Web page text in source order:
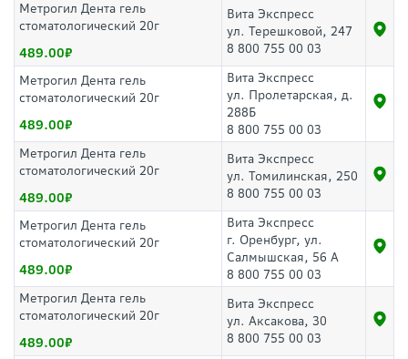
Метрогил Дента гель
стоматологический 20г
489.00
Вита Экспресс
ул. Терешковой, 247
8 800 755 00 03
Метрогил Дента гель
стоматологический 20г
489.00
Вита Экспресс
ул. Пролетарская, д.
288Б
8 800 755 00 03
Метрогил Дента гель
стоматологический 20г
489.00
Вита Экспресс
ул. Томилинская, 250
8 800 755 00 03
Метрогил Дента гель
стоматологический 20г
489.00
Вита Экспресс
г. Оренбург, ул.
Салмышская, 56 А
8 800 755 00 03
Метрогил Дента гель
стоматологический 20г
489.00
Вита Экспресс
ул. Аксакова, 30
8 800 755 00 03